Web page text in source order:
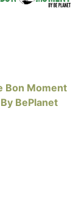
Bon Moment
By BePlanet